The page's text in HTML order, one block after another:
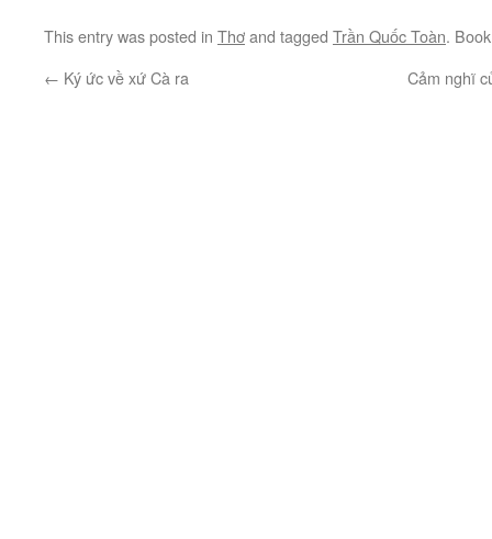
This entry was posted in Thơand tagged Trần Quốc Toàn.
← Ký ức về xứ Cà ra Cảm nghĩ